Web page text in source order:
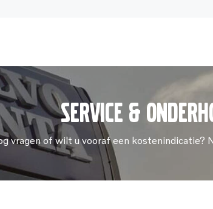
Service &
vragen of wilt u vooraf een kostenindicatie?